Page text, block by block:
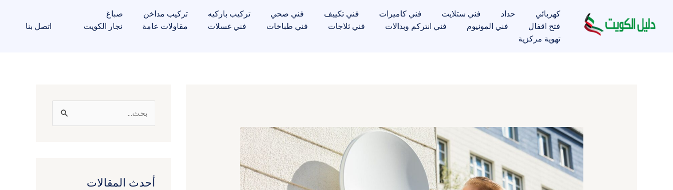
المحتوى
كهربائي حداد فني ستلايت فني كاميرات فني تكييف فني صحي تركيب باركيه تركيب مداخن
صباغ
فتح اقفال
فني المونيوم فني انتركم وبدالات فني ثلاجات فني طباخات فني غسلات مقاولات عامة
نجار الكويت
تهوية مركزية
اتصل بنا
ثأحدث المقالات